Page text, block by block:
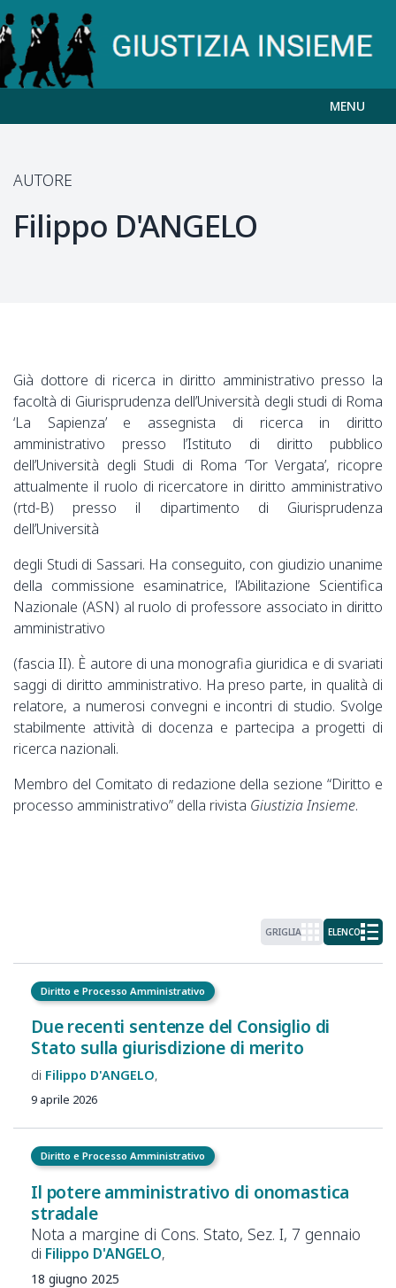
MENU
AUTORE
Filippo D'ANGELO
Già dottore di ricerca in diritto amministrativo presso la
facoltà di Giurisprudenza dell’Università degli studi di Roma
‘La Sapienza’ e assegnista di ricerca in diritto
amministrativo presso l’Istituto di diritto pubblico
dell’Università degli Studi di Roma ‘Tor Vergata’, ricopre
attualmente il ruolo di ricercatore in diritto amministrativo
(rtd-B) presso il dipartimento di Giurisprudenza
dell’Università
degli Studi di Sassari. Ha conseguito, con giudizio unanime
della commissione esaminatrice, l’Abilitazione Scientifica
Nazionale (ASN) al ruolo di professore associato in diritto
amministrativo
(fascia II). È autore di una monografia giuridica e di svariati
saggi di diritto amministrativo. Ha preso parte, in qualità di
relatore, a numerosi convegni e incontri di studio. Svolge
stabilmente attività di docenza e partecipa a progetti di
ricerca nazionali.
Membro del Comitato di redazione della sezione “Diritto e
processo amministrativo” della rivista Giustizia Insieme.
GRIGLIA ELENCO
Diritto e Processo Amministrativo
Due recenti sentenze del Consiglio di
Stato sulla giurisdizione di merito
Filippo D'ANGELO
9 aprile 2026
Diritto e Processo Amministrativo
Il potere amministrativo di onomastica
stradale
Nota a margine di Cons. Stato, Sez. I, 7 gennaio
Filippo D'ANGELO
18 giugno 2025